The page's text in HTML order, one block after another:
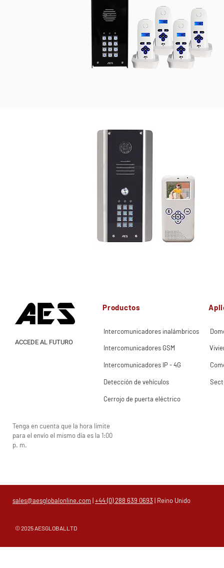
Productos
Intercomunicadores inalámbricos
ACCEDE AL FUTURO
Intercomunicadores GSM
Intercomunicadores IP - 4G
Detección de vehículos
Cerrojo de puerta eléctrico
Tenga en cuenta que la hora límite
para el envío el mismo día es la 1:00
p. m.
sales@aesglobalonline.com |+44 (0) 288 639 0693 | Reino Unido
© 2025 AESGLOBALLTD